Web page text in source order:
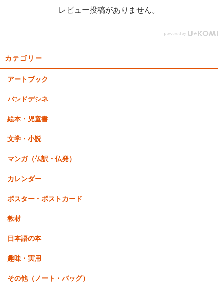
レビュー投稿がありません。
カテゴリー
アートブック
バンドデシネ
絵本・児童書
文学・小説
マンガ（仏訳・仏発）
カレンダー
ポスター・ポストカード
教材
日本語の本
趣味・実用
その他（ノート・バッグ）